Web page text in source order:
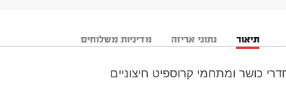
תיאור נתוני אריזה מדיניות משלוחים
כושר ומתחמי קרוספיט חיצוניים